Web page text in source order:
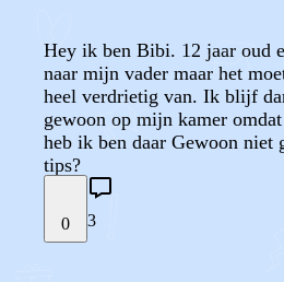
Hey ik ben Bibi. 12 jaar oud
naar mijn vader maar het
heel verdrietig van. Ik blijf
gewoon op mijn kamer
heb ik ben daar Gewoon niet
tips?
0 3